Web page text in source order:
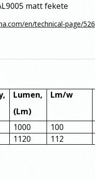
matt fekete
en/technical-page/526
Lumen,
(Lm)
Lm/w
1000 100
1120 112